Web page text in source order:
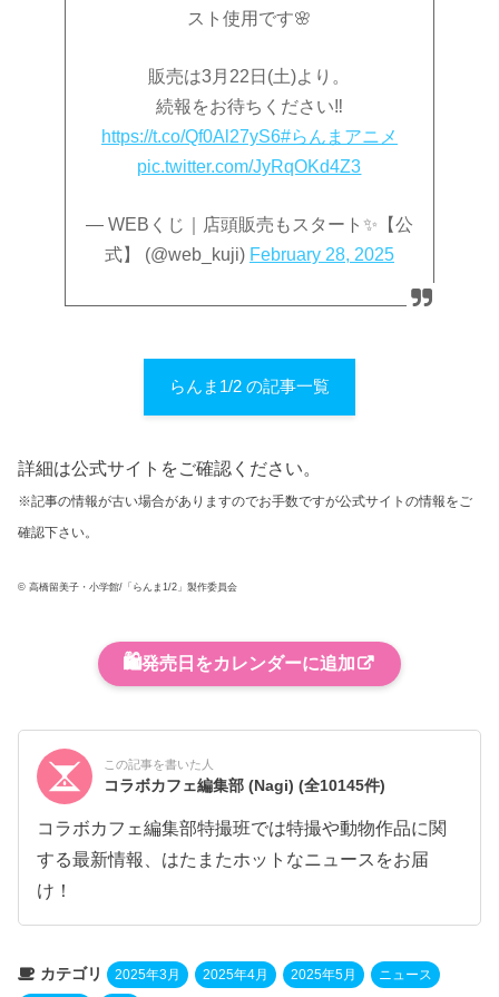
スト使用です🌸
販売は3月22日(土)より。
続報をお待ちください‼
https://t.co/Qf0Al27yS6#らんまアニメ
pic.twitter.com/JyRqOKd4Z3
— WEBくじ｜店頭販売もスタート✨【公
式】 (@web_kuji) February 28, 2025
らんま1/2 の記事一覧
詳細は公式サイトをご確認ください。
※記事の情報が古い場合がありますのでお手数ですが公式サイトの情報をご
確認下さい。
© 高橋留美子・小学館/「らんま1/2」製作委員会
🛍️発売日をカレンダーに追加
この記事を書いた人
コラボカフェ編集部 (Nagi)(全10145件)
コラボカフェ編集部特撮班では特撮や動物作品に関
する最新情報、はたまたホットなニュースをお届
け！
カテゴリ 2025年3月 2025年4月 2025年5月 ニュース